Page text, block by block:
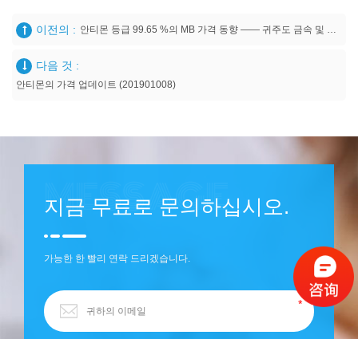
이전의 :
다음 것 :
안티몬의 가격 업데이트 (201901008)
지금 무료로 문의하십시오.
가능한 한 빨리 연락 드리겠습니다.